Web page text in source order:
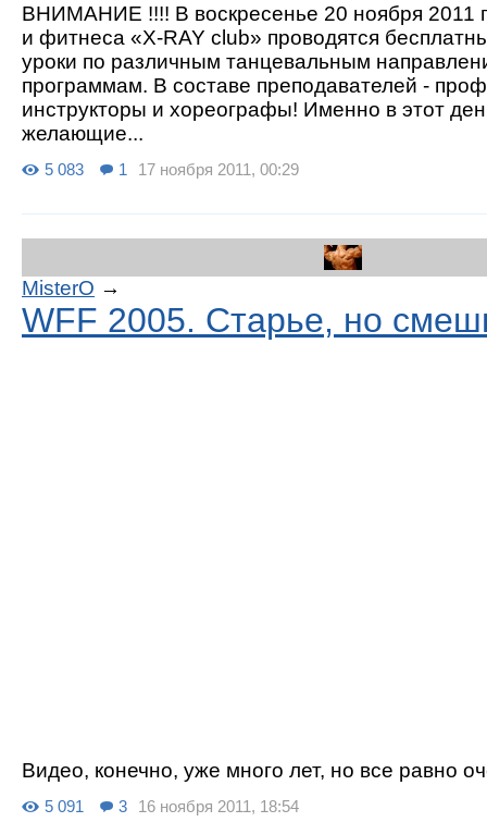
ВНИМАНИЕ !!!! В воскресенье 20 ноября 2011
и фитнеса «X-RAY club» проводятся
уроки по различным танцевальным
программам. В составе преподавателей -
инструкторы и хореографы! Именно в этот
желающие...
5 083 1 17 ноября 2011, 00:29
MisterO →
WFF 2005. Старье, но
Видео, конечно, уже много лет, но все равно
5 091 3 16 ноября 2011, 18:54